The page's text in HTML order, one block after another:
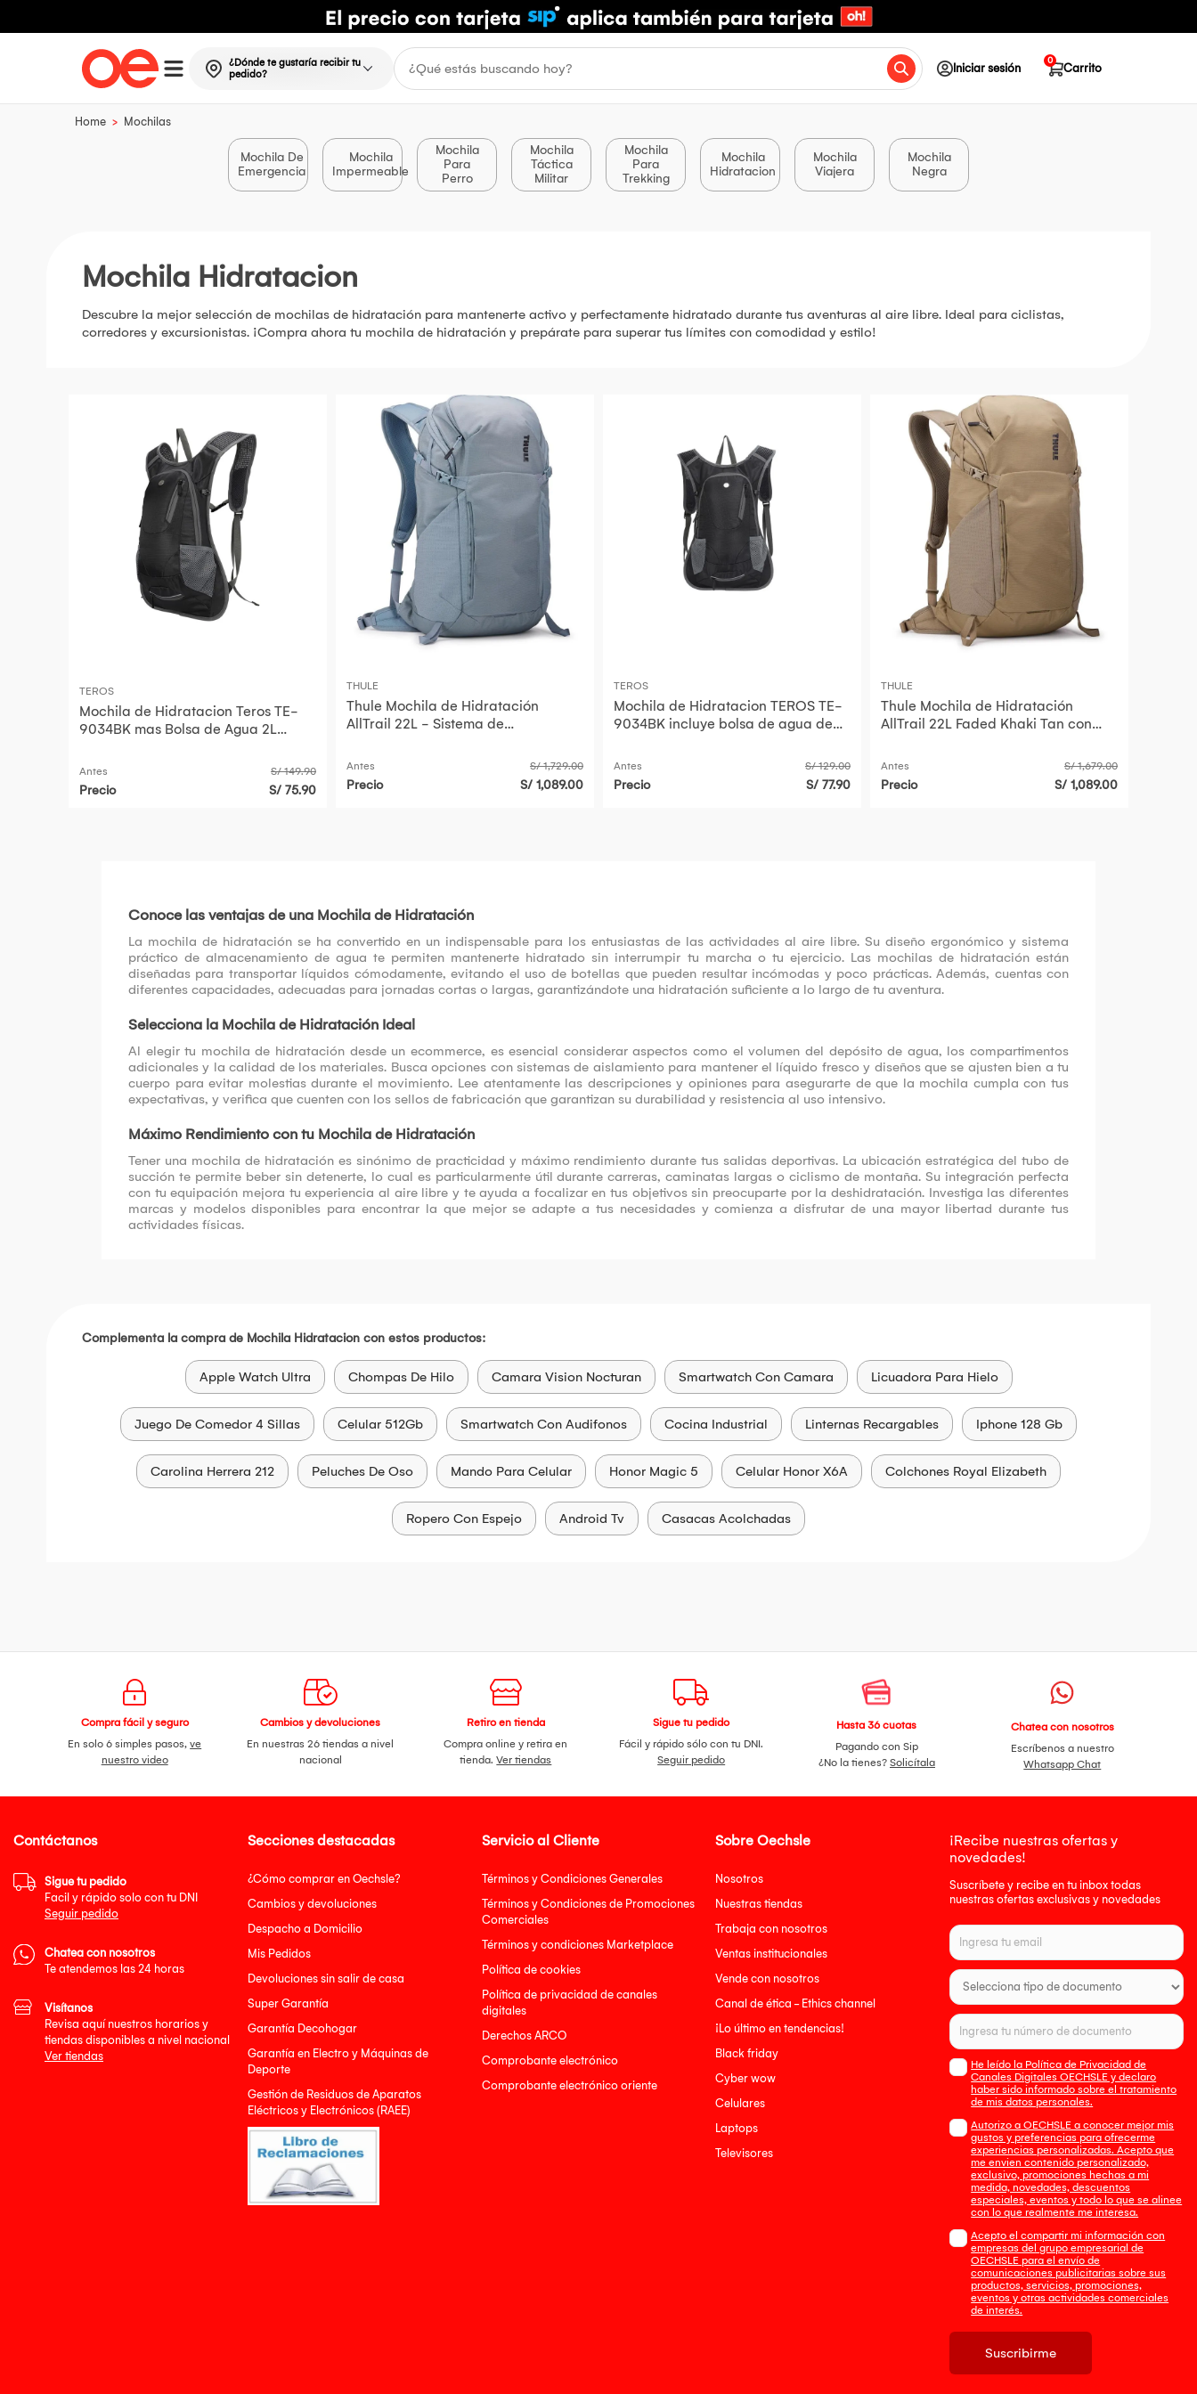
¿Dónde te gustaría recibir tu
pedido?
Iniciar sesión Carrito
0
Home > Mochilas
Mochila De
Emergencia
Mochila
Impermeable
Mochila
Para
Perro
Mochila
Táctica
Militar
Mochila
Para
Trekking
Mochila
Hidratacion
Mochila
Viajera
Mochila
Negra
Mochila Hidratacion
Descubre la mejor selección de mochilas de hidratación para mantenerte activo y perfectamente hidratado durante tus aventuras al aire libre. Ideal para ciclistas,
corredores y excursionistas. ¡Compra ahora tu mochila de hidratación y prepárate para superar tus límites con comodidad y estilo!
TEROS
Mochila de Hidratacion Teros TE-
9034BK mas Bolsa de Agua 2L
Antes S/ 149.90
Precio S/ 75.90
THULE
Thule Mochila de Hidratación
AllTrail 22L - Sistema de
Antes S/ 1,729.00
Precio S/ 1,089.00
TEROS
Mochila de Hidratacion TEROS TE-
9034BK incluye bolsa de agua de
Antes S/ 129.00
Precio S/ 77.90
THULE
Thule Mochila de Hidratación
AllTrail 22L Faded Khaki Tan con
Antes S/ 1,679.00
Precio S/ 1,089.00
Conoce las ventajas de una Mochila de Hidratación
La mochila de hidratación se ha convertido en un indispensable para los entusiastas de las actividades al aire libre. Su diseño ergonómico y sistema
práctico de almacenamiento de agua te permiten mantenerte hidratado sin interrumpir tu marcha o tu ejercicio. Las mochilas de hidratación están
diseñadas para transportar líquidos cómodamente, evitando el uso de botellas que pueden resultar incómodas y poco prácticas. Además, cuentas con
diferentes capacidades, adecuadas para jornadas cortas o largas, garantizándote una hidratación suficiente a lo largo de tu aventura.
Selecciona la Mochila de Hidratación Ideal
Al elegir tu mochila de hidratación desde un ecommerce, es esencial considerar aspectos como el volumen del depósito de agua, los compartimentos
adicionales y la calidad de los materiales. Busca opciones con sistemas de aislamiento para mantener el líquido fresco y diseños que se ajusten bien a tu
cuerpo para evitar molestias durante el movimiento. Lee atentamente las descripciones y opiniones para asegurarte de que la mochila cumpla con tus
expectativas, y verifica que cuenten con los sellos de fabricación que garantizan su durabilidad y resistencia al uso intensivo.
Máximo Rendimiento con tu Mochila de Hidratación
Tener una mochila de hidratación es sinónimo de practicidad y máximo rendimiento durante tus salidas deportivas. La ubicación estratégica del tubo de
succión te permite beber sin detenerte, lo cual es particularmente útil durante carreras, caminatas largas o ciclismo de montaña. Su integración perfecta
con tu equipación mejora tu experiencia al aire libre y te ayuda a focalizar en tus objetivos sin preocuparte por la deshidratación. Investiga las diferentes
marcas y modelos disponibles para encontrar la que mejor se adapte a tus necesidades y comienza a disfrutar de una mayor libertad durante tus
actividades físicas.
Complementa la compra de Mochila Hidratacion con estos productos:
Apple Watch Ultra Chompas De Hilo Camara Vision Nocturan Smartwatch Con Camara Licuadora Para Hielo
Juego De Comedor 4 Sillas Celular 512Gb Smartwatch Con Audifonos Cocina Industrial Linternas Recargables Iphone 128 Gb
Carolina Herrera 212 Peluches De Oso Mando Para Celular Honor Magic 5 Celular Honor X6A Colchones Royal Elizabeth
Ropero Con Espejo Android Tv Casacas Acolchadas
Compra fácil y seguro
En solo 6 simples pasos,ve
nuestro video
Cambios y devoluciones
En nuestras 26 tiendas a nivel
nacional
Retiro en tienda
Compra online y retira en
tienda.Ver tiendas
Sigue tu pedido
Fácil y rápido sólo con tu DNI.
Seguir pedido
Hasta 36 cuotas
Pagando con Sip
¿No la tienes? Solicítala
Chatea con nosotros
Escríbenos a nuestro
Whatsapp Chat
Secciones destacadas
¿Cómo comprar en Oechsle?
Cambios y devoluciones
Despacho a Domicilio
Mis Pedidos
Devoluciones sin salir de casa
Super Garantía
Garantía Decohogar
Garantía en Electro y Máquinas de
Deporte
Gestión de Residuos de Aparatos
Eléctricos y Electrónicos (RAEE)
Servicio al Cliente
Términos y Condiciones Generales
Términos y Condiciones de Promociones
Comerciales
Términos y condiciones Marketplace
Política de cookies
Política de privacidad de canales
digitales
Derechos ARCO
Comprobante electrónico
Comprobante electrónico oriente
Sobre Oechsle
Nosotros
Nuestras tiendas
Trabaja con nosotros
Ventas institucionales
Vende con nosotros
Canal de ética - Ethics channel
¡Lo último en tendencias!
Black friday
Cyber wow
Celulares
Laptops
Televisores
¡Recibe nuestras ofertas y
novedades!
Suscríbete y recibe en tu inbox todas
nuestras ofertas exclusivas y novedades
He leído la Política de Privacidad de
Canales Digitales OECHSLE y declaro
haber sido informado sobre el tratamiento
de mis datos personales.
Autorizo a OECHSLE a conocer mejor mis
gustos y preferencias para ofrecerme
experiencias personalizadas. Acepto que
me envien contenido personalizado,
exclusivo, promociones hechas a mi
medida, novedades, descuentos
especiales, eventos y todo lo que se alinee
con lo que realmente me interesa.
Acepto el compartir mi información con
empresas del grupo empresarial de
OECHSLE para el envío de
comunicaciones publicitarias sobre sus
productos, servicios, promociones,
eventos y otras actividades comerciales
de interés.
Suscribirme
Contáctanos
Sigue tu pedido
Facil y rápido solo con tu DNI
Seguir pedido
Chatea con nosotros
Te atendemos las 24 horas
Visítanos
Revisa aquí nuestros horarios y
tiendas disponibles a nivel nacional
Ver tiendas